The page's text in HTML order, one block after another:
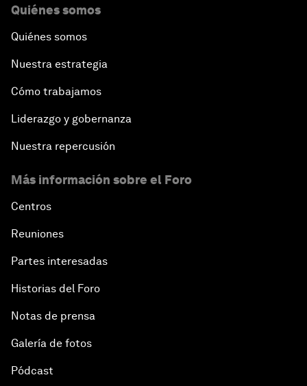
Quiénes somos
Quiénes somos
Nuestra estrategia
Cómo trabajamos
Liderazgo y gobernanza
Nuestra repercusión
Más información sobre el Foro
Centros
Reuniones
Partes interesadas
Historias del Foro
Notas de prensa
Galería de fotos
Pódcast